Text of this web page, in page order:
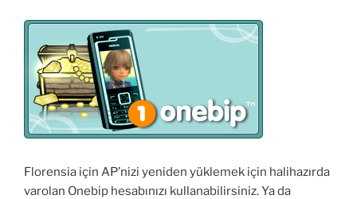
Florensia için AP’nizi yeniden yüklemek için halihazırda
varolan Onebip hesabınızı kullanabilirsiniz. Ya da